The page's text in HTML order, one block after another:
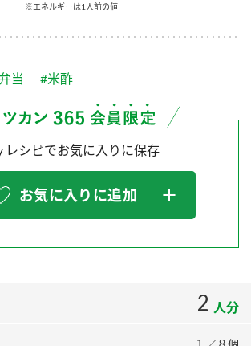
飯の素 米飯用調味液
カンの歴史
initiative
（ミツカンミュージアム）
門が大切にしていること
内
舗を探す
※エネルギーは1人前の値
当 #米酢
レシピでお気に入りに保存
お気に入りに追加
2 人分